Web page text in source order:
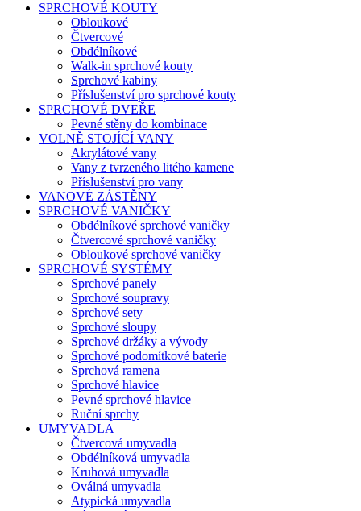
SPRCHOVÉ KOUTY
Obloukové
Čtvercové
Obdélníkové
Walk-in sprchové kouty
Sprchové kabiny
Příslušenství pro sprchové kouty
SPRCHOVÉ DVEŘE
Pevné stěny do kombinace
VOLNĚ STOJÍCÍ VANY
Akrylátové vany
Vany z tvrzeného litého kamene
Příslušenství pro vany
VANOVÉ ZÁSTĚNY
SPRCHOVÉ VANIČKY
Obdélníkové sprchové vaničky
Čtvercové sprchové vaničky
Obloukové sprchové vaničky
SPRCHOVÉ SYSTÉMY
Sprchové panely
Sprchové soupravy
Sprchové sety
Sprchové sloupy
Sprchové držáky a vývody
Sprchové podomítkové baterie
Sprchová ramena
Sprchové hlavice
Pevné sprchové hlavice
Ruční sprchy
UMYVADLA
Čtvercová umyvadla
Obdélníková umyvadla
Kruhová umyvadla
Oválná umyvadla
Atypická umyvadla